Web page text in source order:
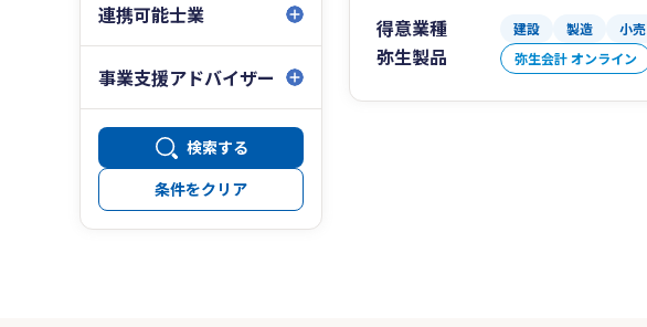
連携可能士業
事業支援アドバイザー
検索する
条件をクリア
得意業種 建設 製造 小売
弥生製品 弥生会計 オンライン